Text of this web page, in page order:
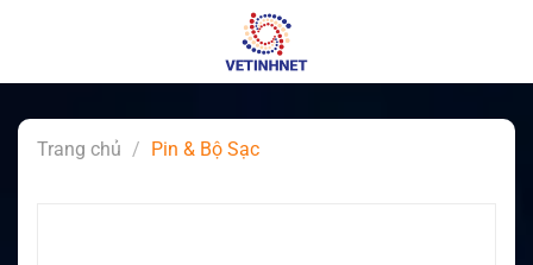
Trang chủ / Pin & Bộ Sạc